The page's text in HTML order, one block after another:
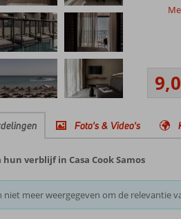
9,0
Foto's & Video's
verblijf in Casa Cook Samos
meer weergegeven om de relevantie